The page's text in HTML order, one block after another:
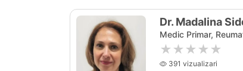
Dr. Madalina
Medic Primar,
★★★★★
391 vizualizari